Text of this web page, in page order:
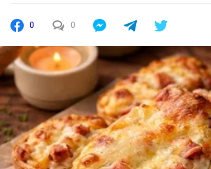
0 0